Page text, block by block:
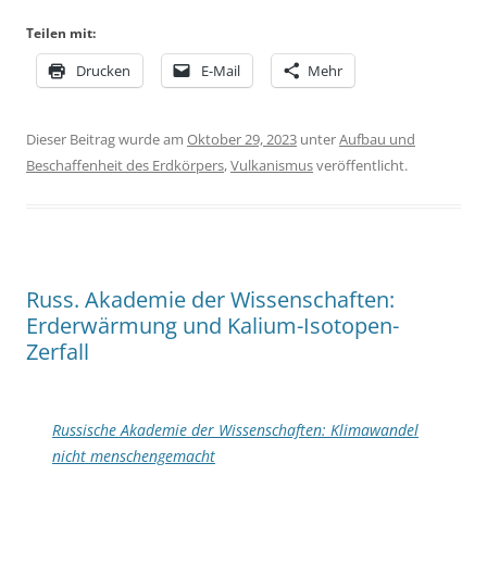
Teilen mit:
Drucken E-Mail Mehr
Dieser Beitrag wurde am Oktober 29, 2023 unterAufbau und
Beschaffenheit des Erdkörpers,Vulkanismusveröffentlicht.
Russ. Akademie der Wissenschaften:
Erderwärmung und Kalium-Isotopen-
Zerfall
Russische Akademie der Wissenschaften: Klimawandel
nicht menschengemacht